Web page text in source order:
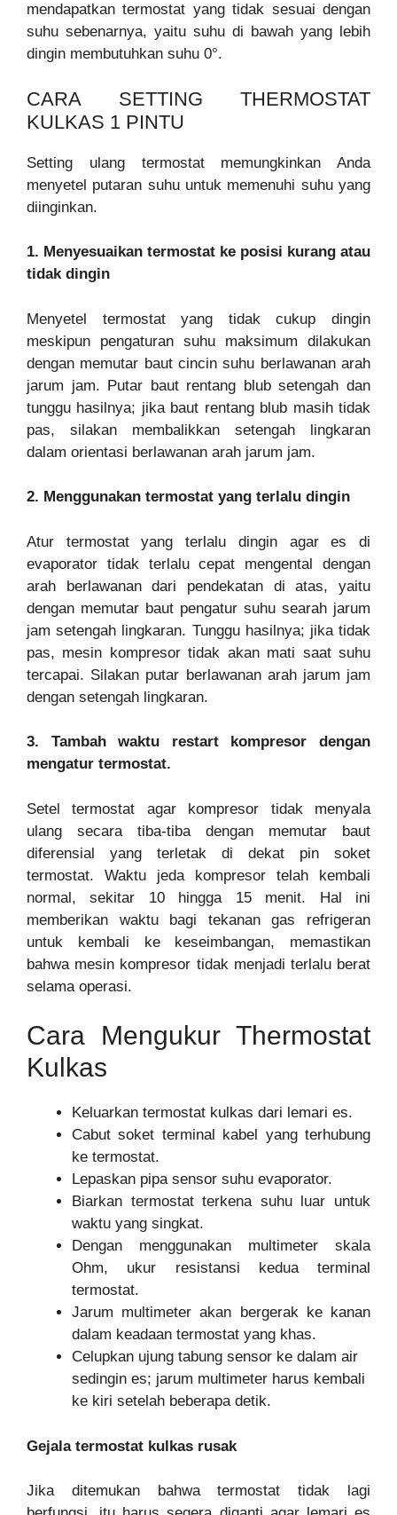
mendapatkan termostat yang tidak sesuai dengan
suhu sebenarnya, yaitu suhu di bawah yang lebih
dingin membutuhkan suhu 0°.
CARA SETTING THERMOSTAT
KULKAS 1 PINTU
Setting ulang termostat memungkinkan Anda
menyetel putaran suhu untuk memenuhi suhu yang
diinginkan.
1. Menyesuaikan termostat ke posisi kurang atau
tidak dingin
Menyetel termostat yang tidak cukup dingin
meskipun pengaturan suhu maksimum dilakukan
dengan memutar baut cincin suhu berlawanan arah
jarum jam. Putar baut rentang blub setengah dan
tunggu hasilnya; jika baut rentang blub masih tidak
pas, silakan membalikkan setengah lingkaran
dalam orientasi berlawanan arah jarum jam.
2. Menggunakan termostat yang terlalu dingin
Atur termostat yang terlalu dingin agar es di
evaporator tidak terlalu cepat mengental dengan
arah berlawanan dari pendekatan di atas, yaitu
dengan memutar baut pengatur suhu searah jarum
jam setengah lingkaran. Tunggu hasilnya; jika tidak
pas, mesin kompresor tidak akan mati saat suhu
tercapai. Silakan putar berlawanan arah jarum jam
dengan setengah lingkaran.
3. Tambah waktu restart kompresor dengan
mengatur termostat.
Setel termostat agar kompresor tidak menyala
ulang secara tiba-tiba dengan memutar baut
diferensial yang terletak di dekat pin soket
termostat. Waktu jeda kompresor telah kembali
normal, sekitar 10 hingga 15 menit. Hal ini
memberikan waktu bagi tekanan gas refrigeran
untuk kembali ke keseimbangan, memastikan
bahwa mesin kompresor tidak menjadi terlalu berat
selama operasi.
Cara Mengukur Thermostat
Kulkas
Keluarkan termostat kulkas dari lemari es.
Cabut soket terminal kabel yang terhubung
ke termostat.
Lepaskan pipa sensor suhu evaporator.
Biarkan termostat terkena suhu luar untuk
waktu yang singkat.
Dengan menggunakan multimeter skala
Ohm, ukur resistansi kedua terminal
termostat.
Jarum multimeter akan bergerak ke kanan
dalam keadaan termostat yang khas.
Celupkan ujung tabung sensor ke dalam air
sedingin es; jarum multimeter harus kembali
ke kiri setelah beberapa detik.
Gejala termostat kulkas rusak
Jika ditemukan bahwa termostat tidak lagi